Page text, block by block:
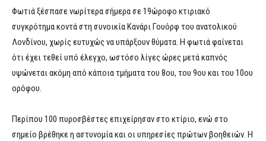
Φωτιά ξέσπασε νωρίτερα σήμερα σε 19ώροφο κτιριακό
συγκρότημα κοντά στη συνοικία Κανάρι Γουόρφ του ανατολικού
Λονδίνου, χωρίς ευτυχώς να υπάρξουν θύματα. Η φωτιά φαίνεται
ότι έχει τεθεί υπό έλεγχο, ωστόσο λίγες ώρες μετά καπνός
υψώνεται ακόμη από κάποια τμήματα του 8ου, του 9ου και του 10ου
ορόφου.
Περίπου 100 πυροσβέστες επιχείρησαν στο κτίριο, ενώ στο
σημείο βρέθηκε η αστυνομία και οι υπηρεσίες πρώτων βοηθειών. Η